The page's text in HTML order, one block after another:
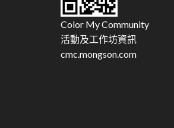
Color My Community
活動及工作坊資訊
cmc.mongson.com